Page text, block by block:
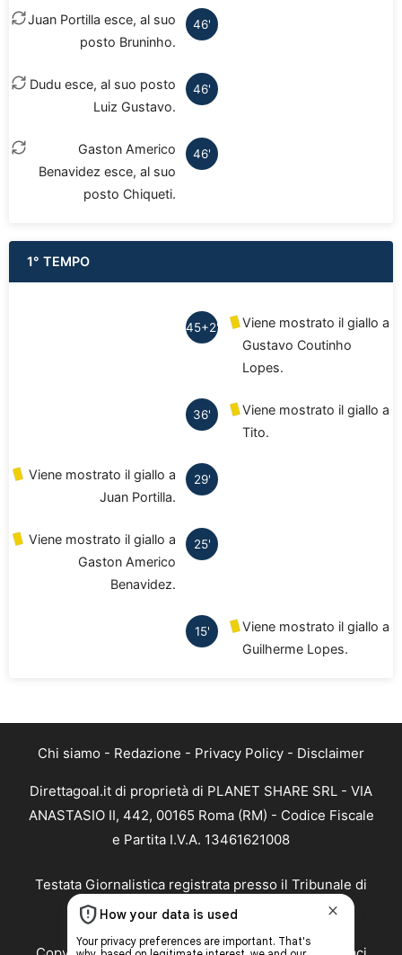
46'
Juan Portilla esce, al suo
posto Bruninho.
46'
Dudu esce, al suo posto
Luiz Gustavo.
46'
Gaston Americo
Benavidez esce, al suo
posto Chiqueti.
1° TEMPO
45+2'
Viene mostrato il giallo a
Gustavo Coutinho
Lopes.
36'
Viene mostrato il giallo a
Tito.
29'
Viene mostrato il giallo a
Juan Portilla.
25'
Viene mostrato il giallo a
Gaston Americo
Benavidez.
15'
Viene mostrato il giallo a
Guilherme Lopes.
Chi siamo - Redazione - Privacy Policy - Disclaimer
Direttagoal.it di proprietà di PLANET SHARE SRL - VIA
ANASTASIO II, 442, 00165 Roma (RM) - Codice Fiscale
e Partita I.V.A. 13461621008
Testata Giornalistica registrata presso il Tribunale di
Roma con n°32/2023 del 15/02/2023